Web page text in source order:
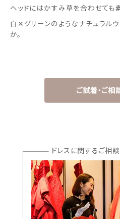
ヘッドにはかすみ草を合わせても
白✕グリーンのようなナチュラル
か。
ご試着・ご相
ドレスに関するご相